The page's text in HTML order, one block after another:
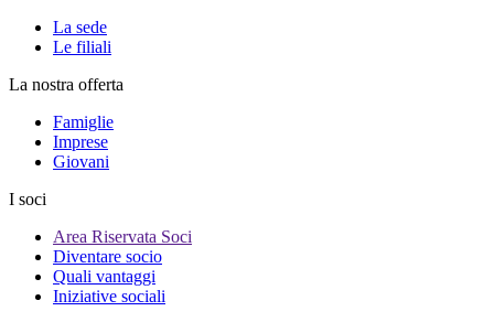
La sede
Le filiali
La nostra offerta
Famiglie
Imprese
Giovani
I soci
Area Riservata Soci
Diventare socio
Quali vantaggi
Iniziative sociali